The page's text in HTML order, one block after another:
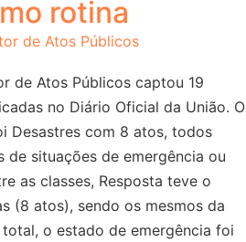
rotina
de Atos Públicos
de Atos Públicos captou 19
no Diário Oficial da União. O
Desastres com 8 atos, todos
de situações de emergência ou
as classes, Resposta teve o
(8 atos), sendo os mesmos da
o estado de emergência foi